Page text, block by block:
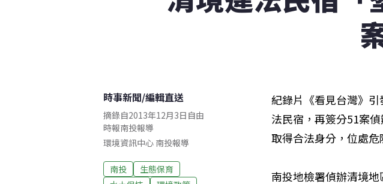
時事新聞/編輯直送
摘錄自2013年12月3日自由
時報南投報導
環境資訊中心 南投報導
南投
生態保育
紀錄片《看見台灣》
法民宿，再簽分51案
取得合法身分，位處
南投地檢署偵辦清境